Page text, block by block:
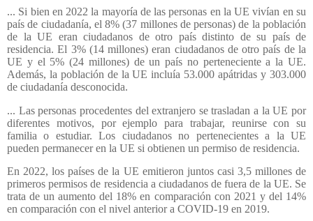
... Si bien en 2022 la mayoría de las personas en la UE vivían en su
país de ciudadanía, el 8% (37 millones de personas) de la población
de la UE eran ciudadanos de otro país distinto de su país de
residencia. El 3% (14 millones) eran ciudadanos de otro país de la
UE y el 5% (24 millones) de un país no perteneciente a la UE.
Además, la población de la UE incluía 53.000 apátridas y 303.000
de ciudadanía desconocida.
... Las personas procedentes del extranjero se trasladan a la UE por
diferentes motivos, por ejemplo para trabajar, reunirse con su
familia o estudiar. Los ciudadanos no pertenecientes a la UE
pueden permanecer en la UE si obtienen un permiso de residencia.
En 2022, los países de la UE emitieron juntos casi 3,5 millones de
primeros permisos de residencia a ciudadanos de fuera de la UE. Se
trata de un aumento del 18% en comparación con 2021 y del 14%
en comparación con el nivel anterior a COVID-19 en 2019.